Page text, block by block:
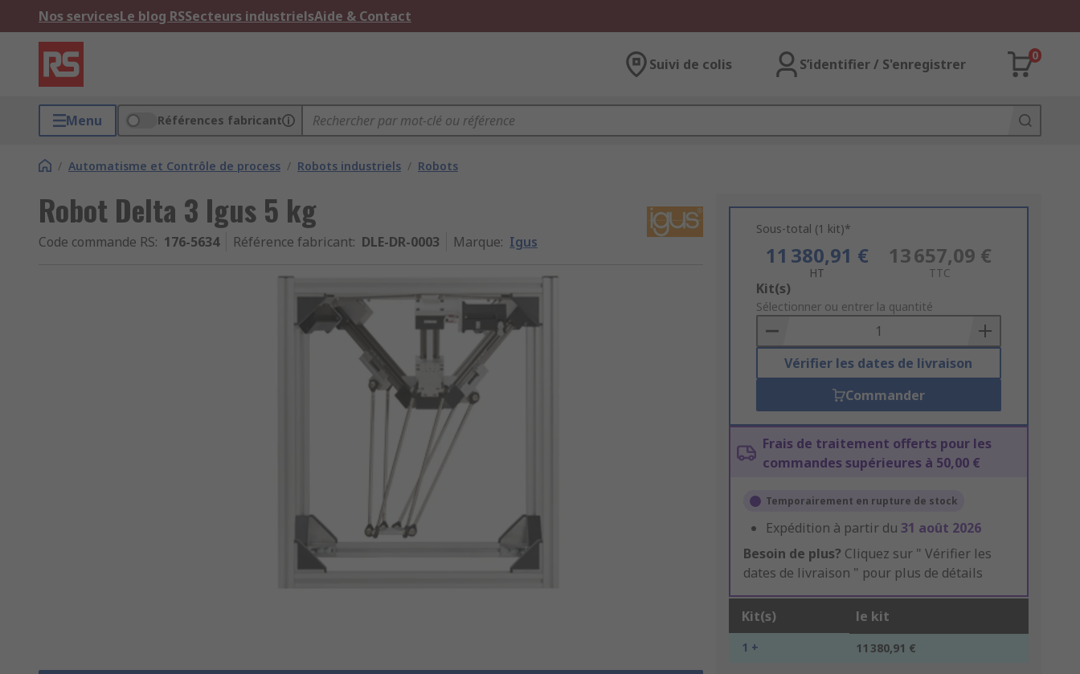
Nos servicesLe blog RSSecteurs industrielsAide & Contact
Suivi de colis S’identifier / S'enregistrer
0
Menu Références fabricant
/ Automatisme et Contrôle de process / Robots industriels / Robots
Robot Delta 3 Igus 5 kg
Code commande RS: 176-5634 Référence fabricant: DLE-DR-0003 Marque: Igus
Sous-total (1 kit)*
11 380,91 €
HT
13 657,09 €
TTC
Add
to
Basket
Kit(s)
Sélectionner ou entrer la quantité
Vérifier les dates de livraison
Commander
Frais de traitement offerts pour les
commandes supérieures à 50,00 €
Temporairement en rupture de stock
Expédition à partir du 31 août 2026
Besoin de plus? Cliquez sur " Vérifier les
dates de livraison " pour plus de détails
Kit(s) le kit
1 + 11 380,91 €